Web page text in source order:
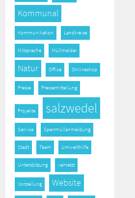
Kommunal
Kommunikation Landkreise
Mitsprache Müllmelder
Natur Office Onlineshop
Presse Pressemitteilung
Projekte salzwedel
Service Sperrmüllanmeldung
Stadt Team Umwelthilfe
Unterstützung vernetzt
Vorstellung Website